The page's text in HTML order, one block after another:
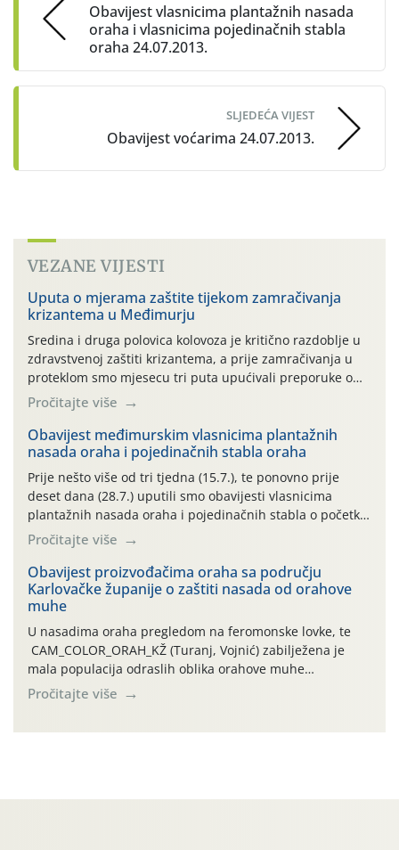
Obavijest vlasnicima plantažnih nasada
oraha i vlasnicima pojedinačnih stabla
oraha 24.07.2013.
SLJEDEĆA VIJEST
Obavijest voćarima 24.07.2013.
VEZANE VIJESTI
Uputa o mjerama zaštite tijekom zamračivanja
krizantema u Međimurju
Sredina i druga polovica kolovoza je kritično razdoblje u
zdravstvenoj zaštiti krizantema, a prije zamračivanja u
proteklom smo mjesecu tri puta upućivali preporuke o
preventivnim mjerama zaštite krizantema od najčešćih
uzročnika bolesti, štetnika i fito-fagnih grinja (23.7., 14.7.,
06.7.)! Na početku ovog mjeseca je zabilježeno je
povijesno i ekstremno vruće meteorološko razdoblje, uz
najviše temperature […]
Pročitajte više
Obavijest međimurskim vlasnicima plantažnih
nasada oraha i pojedinačnih stabla oraha
Prije nešto više od tri tjedna (15.7.), te ponovno prije
deset dana (28.7.) uputili smo obavijesti vlasnicima
plantažnih nasada oraha i pojedinačnih stabla o početku
leta i ovogodišnjoj potrebi usmjerenog suzbijanja
orahove muhe (Rhagoletis completa)! Već dvanaest dana
traje drugi ovogodišnji “toplinski udar”, koji naročito
izražen zadnja šest dana (31.7.-05.8.), jer najviše
temperature zraka svakodnevno […]
Pročitajte više
Obavijest proizvođačima oraha sa području
Karlovačke županije o zaštiti nasada od orahove
muhe
U nasadima oraha pregledom na feromonske lovke, te
CAM_COLOR_ORAH_KŽ (Turanj, Vojnić) zabilježena je
mala populacija odraslih oblika orahove muhe
(Rhagoletis completa). Niska brojnost može se objasniti
činjenicom da je riječ o mladim nasadima s vrlo malim
Pročitajte više